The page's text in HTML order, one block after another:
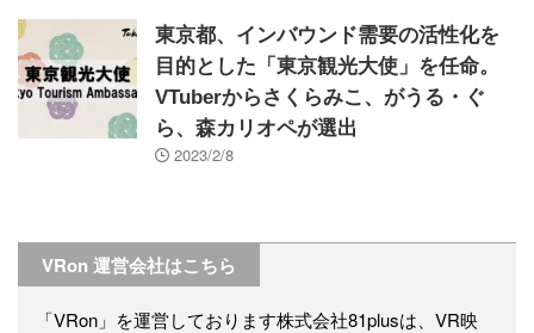
東京都、インバウンド需要の活性化を
目的とした「東京観光大使」を任命。
VTuberからさくらみこ、がうる・ぐ
ら、森カリオペが選出
2023/2/8
VRon 運営会社はこちら
「VRon」を運営しております株式会社81plusは、VR映